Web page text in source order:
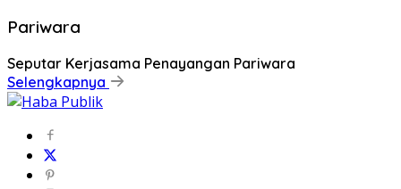
Pariwara
Seputar Kerjasama Penayangan Pariwara
Selengkapnya